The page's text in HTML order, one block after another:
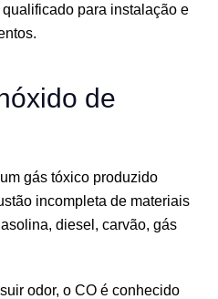
para instalação e
de
gás tóxico produzido
incompleta de materiais
diesel, carvão, gás
odor, o CO é conhecido